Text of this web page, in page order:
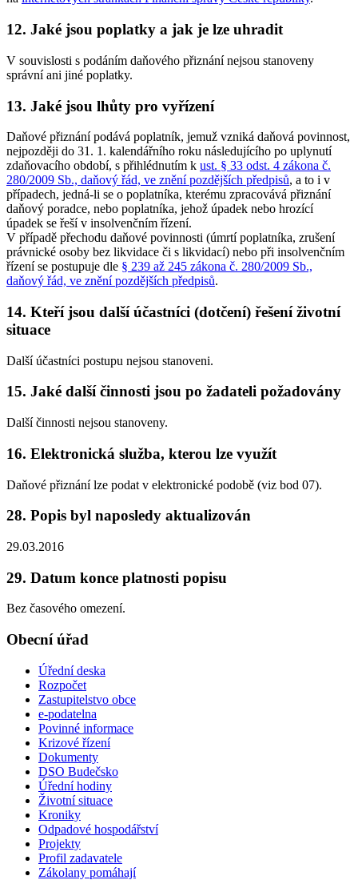
12. Jaké jsou poplatky a jak je lze uhradit
V souvislosti s podáním daňového přiznání nejsou stanoveny
správní ani jiné poplatky.
13. Jaké jsou lhůty pro vyřízení
Daňové přiznání podává poplatník, jemuž vzniká daňová povinnost,
nejpozději do 31. 1. kalendářního roku následujícího po uplynutí
zdaňovacího období, s přihlédnutím k ust. § 33 odst. 4 zákona č.
280/2009 Sb., daňový řád, ve znění pozdějších předpisů, a to i v
případech, jedná-li se o poplatníka, kterému zpracovává přiznání
daňový poradce, nebo poplatníka, jehož úpadek nebo hrozící
úpadek se řeší v insolvenčním řízení.
V případě přechodu daňové povinnosti (úmrtí poplatníka, zrušení
právnické osoby bez likvidace či s likvidací) nebo při insolvenčním
řízení se postupuje dle § 239 až 245 zákona č. 280/2009 Sb.,
daňový řád, ve znění pozdějších předpisů.
14. Kteří jsou další účastníci (dotčení) řešení životní
situace
Další účastníci postupu nejsou stanoveni.
15. Jaké další činnosti jsou po žadateli požadovány
Další činnosti nejsou stanoveny.
16. Elektronická služba, kterou lze využít
Daňové přiznání lze podat v elektronické podobě (viz bod 07).
28. Popis byl naposledy aktualizován
29.03.2016
29. Datum konce platnosti popisu
Bez časového omezení.
Obecní úřad
Úřední deska
Rozpočet
Zastupitelstvo obce
e-podatelna
Povinné informace
Krizové řízení
Dokumenty
DSO Budečsko
Úřední hodiny
Životní situace
Kroniky
Odpadové hospodářství
Projekty
Profil zadavatele
Zákolany pomáhají